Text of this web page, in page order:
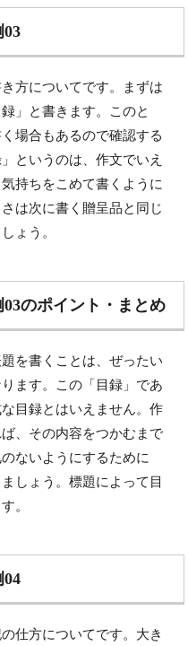
03
方についてです。まずは
」と書きます。このと
場合もあるので確認する
というのは、作文でいえ
持ちをこめて書くように
は次に書く贈呈品と同じ
ょう。
のポイント・まとめ
を書くことは、ぜったい
ます。この「目録」であ
目録とはいえません。作
、その内容をつかむまで
ないようにするために
しょう。標題によって目
。
04
仕方についてです。大き